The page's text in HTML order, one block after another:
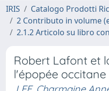
IRIS
Catalogo Prodotti
2 Contributo in volume
2.1.2 Articolo su libro
Robert Lafont et
l'épopée occitane